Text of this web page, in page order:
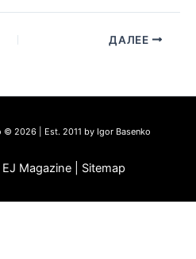
ДАЛЕЕ
© 2026 | Est. 2011 by Igor Basenko
Magazine | Sitemap